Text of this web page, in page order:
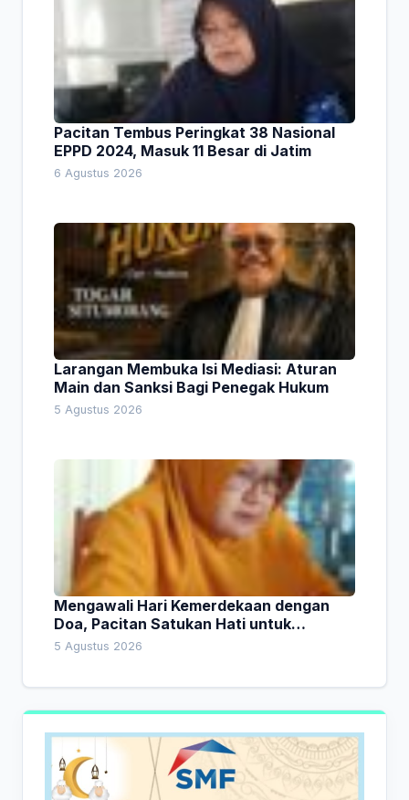
Pacitan Tembus Peringkat 38 Nasional
EPPD 2024, Masuk 11 Besar di Jatim
6 Agustus 2026
Larangan Membuka Isi Mediasi: Aturan
Main dan Sanksi Bagi Penegak Hukum
5 Agustus 2026
Mengawali Hari Kemerdekaan dengan
Doa, Pacitan Satukan Hati untuk
Indonesia
5 Agustus 2026